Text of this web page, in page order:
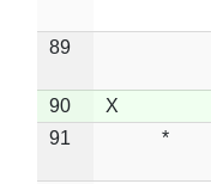
89
90 X
91
*